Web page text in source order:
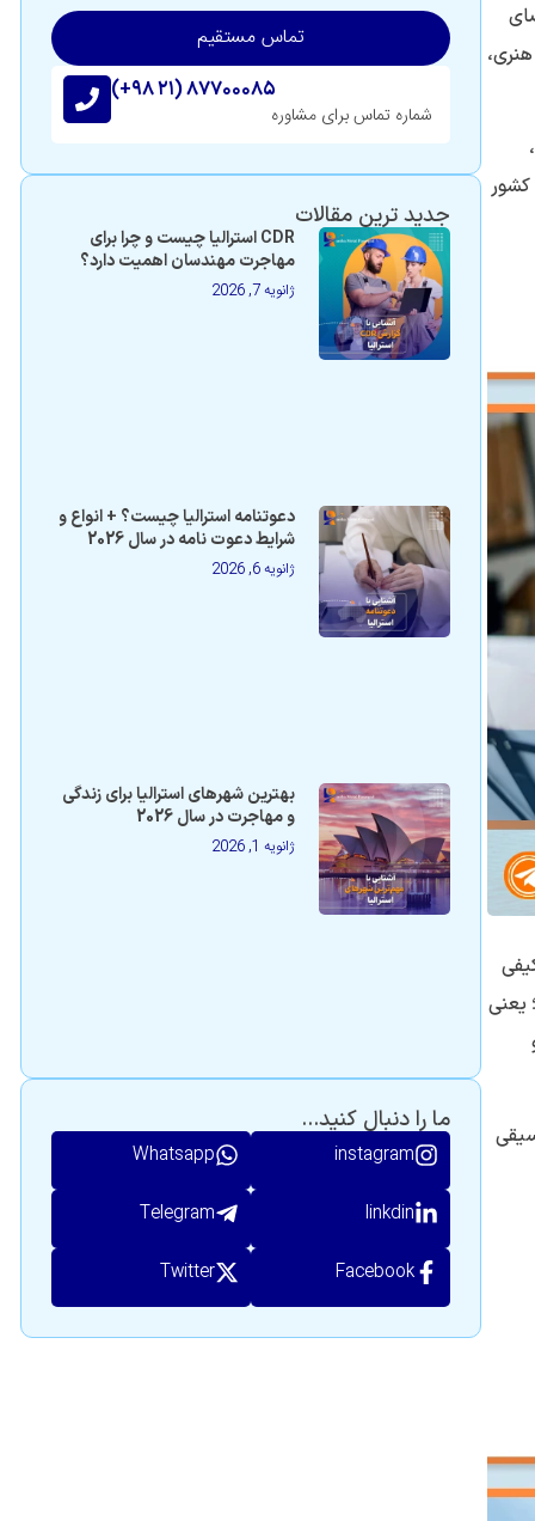
تماس مستقیم
(+۹۸ ۲۱) ۸۷۷۰۰۰۸۵
شماره تماس برای مشاوره
جدید ترین مقالات
CDR استرالیا چیست و چرا برای
مهاجرت مهندسان اهمیت دارد؟
ژانویه 7, 2026
دعوتنامه استرالیا چیست؟ + انواع و
شرایط دعوت نامه در سال 2026
ژانویه 6, 2026
بهترین شهرهای استرالیا برای زندگی
و مهاجرت در سال 2026
ژانویه 1, 2026
ما را دنبال کنید...
instagram
Whatsapp
linkdin
Telegram
Facebook
Twitter
کشور
یعنی